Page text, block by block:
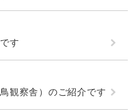
す
観察舎）のご紹介です